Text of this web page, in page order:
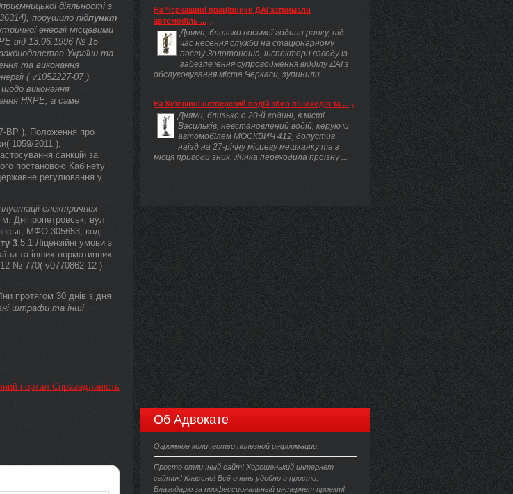
діяльності з
порушило підпункт
енергії місцевими
від 13.06.1996 № 15
України та
та виконання
( v1052227-07 ),
виконання
НКРЕ, а саме
ВР ), Положення про
1059/2011 ),
санкцій за
постановою Кабінету
регулювання у
електричних
Дніпропетровськ, вул.
МФО 305653, код
3.5.1 Ліцензійні умови з
та інших нормативних
№ 770( v0770862-12 )
протягом 30 днів з дня
штрафи та інші
портал Справедливість
На Черкащині працівники ДАІ затримали
автомобіль ...
Днями, близько восьмої години ранку, під
час несення служби на стаціонарному
посту Золотоноша, інспектори взводу із
забезпечення супроводження відділу ДАІ з
обслуговування міста Черкаси, зупинили ...
На Київщині нетверезий водій збив пішоходів та ...
Днями, близько о 20-й годині, в місті
Васильків, невстановлений водій, керуючи
автомобілем МОСКВИЧ 412, допустив
наїзд на 27-річну місцеву мешканку та з
місця пригоди зник. Жінка переходила проїзну ...
Об Адвокате
Огромное количество полезной информации.
Просто отличный сайт! Хорошенький интернет
сайтик! Классно! Всё очень удобно и просто.
Благодарю за профессиональный интернет проект!